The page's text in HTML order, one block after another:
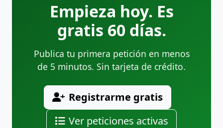
Empieza hoy. Es
gratis 60 días.
Publica tu primera petición en menos
de 5 minutos. Sin tarjeta de crédito.
Registrarme gratis
Ver peticiones activas